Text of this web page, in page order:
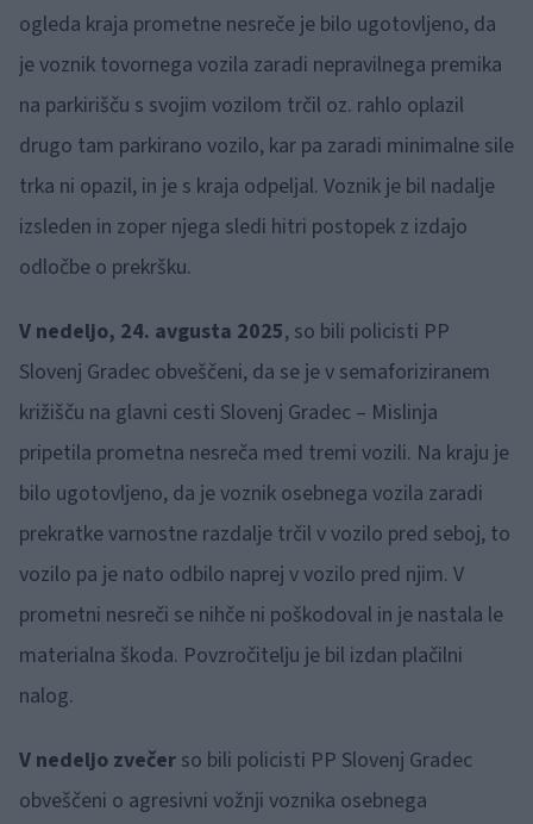
ogleda kraja prometne nesreče je bilo ugotovljeno, da
je voznik tovornega vozila zaradi nepravilnega premika
na parkirišču s svojim vozilom trčil oz. rahlo oplazil
drugo tam parkirano vozilo, kar pa zaradi minimalne sile
trka ni opazil, in je s kraja odpeljal. Voznik je bil nadalje
izsleden in zoper njega sledi hitri postopek z izdajo
odločbe o prekršku.
V nedeljo, 24. avgusta 2025, so bili policisti PP
Slovenj Gradec obveščeni, da se je v semaforiziranem
križišču na glavni cesti Slovenj Gradec – Mislinja
pripetila prometna nesreča med tremi vozili. Na kraju je
bilo ugotovljeno, da je voznik osebnega vozila zaradi
prekratke varnostne razdalje trčil v vozilo pred seboj, to
vozilo pa je nato odbilo naprej v vozilo pred njim. V
prometni nesreči se nihče ni poškodoval in je nastala le
materialna škoda. Povzročitelju je bil izdan plačilni
nalog.
V nedeljo zvečer so bili policisti PP Slovenj Gradec
obveščeni o agresivni vožnji voznika osebnega